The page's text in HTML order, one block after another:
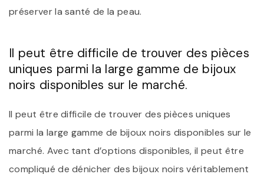
préserver la santé de la peau.
Il peut être difficile de trouver des pièces
uniques parmi la large gamme de bijoux
noirs disponibles sur le marché.
Il peut être difficile de trouver des pièces uniques
parmi la large gamme de bijoux noirs disponibles sur le
marché. Avec tant d’options disponibles, il peut être
compliqué de dénicher des bijoux noirs véritablement